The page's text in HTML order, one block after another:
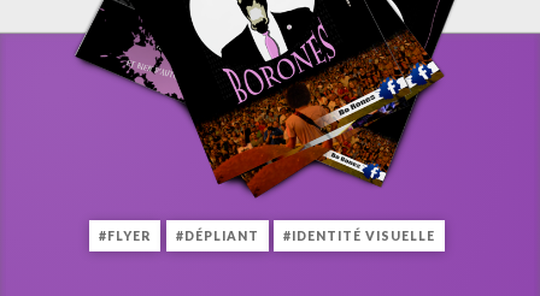
#FLYER #DÉPLIANT #IDENTITÉ VISUELLE